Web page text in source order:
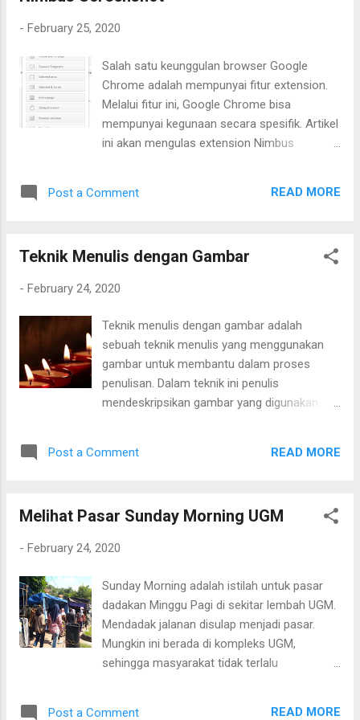
- February 25, 2020
Salah satu keunggulan browser Google
Chrome adalah mempunyai fitur extension.
Melalui fitur ini, Google Chrome bisa
mempunyai kegunaan secara spesifik. Artikel
ini akan mengulas extension Nimbus
Khususnya tampilan website.Dilengkapi fitur
Nimbus Screenshot bisa dipasang melalui
mendukung di komputer desktop. Alamatnya
https://chrome.google.com/webstore/detail/
screen/bpconcjcammlapcogcnnelfmaeghha
gj Setelah di pasang extension, Nimbus
screenshot extension tertampil di bagian
Klik tombol N tersebut, maka akan muncul
Yaitu: Fitur Nimbus Screnshot
Post a Comment READ MORE
Teknik Menulis dengan Gambar
- February 24, 2020
Teknik menulis dengan gambar adalah
sebuah teknik menulis yang menggunakan
gambar untuk membantu dalam proses
penulisan. Dalam teknik ini penulis
mendeskripsikan gambar yang digunakan. Ini
diceritakan. Gambar yang digunakan tentunya
menulis font untuk membuat tulisan. Setiap
Post a Comment READ MORE
Melihat Pasar Sunday Morning UGM
- February 24, 2020
Sunday Morning adalah istilah untuk pasar
dadakan Minggu Pagi di sekitar lembah UGM.
Mendadak jalanan disulap menjadi pasar.
Mungkin ini berada di kompleks UGM,
sehingga masyarakat tidak terlalu
Post a Comment READ MORE